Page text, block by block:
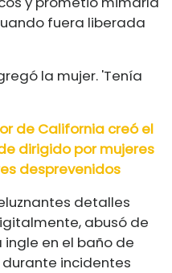
fuera liberada
la mujer. 'Tenía
de California creó el
dirigido por mujeres
desprevenidos
detalles
abusó de
en el baño de
durante incidentes